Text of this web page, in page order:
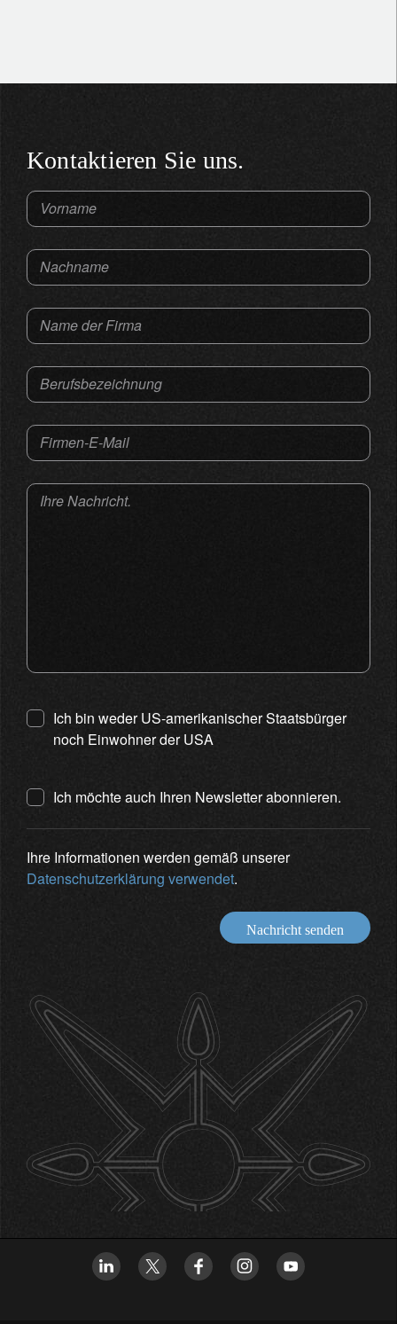
Kontaktieren Sie uns.
Vorname
Nachname
Name der Firma
Berufsbezeichnung
Firmen-E-Mail
Ihre Nachricht.
Ich bin weder US-amerikanischer Staatsbürger
noch Einwohner der USA
Ich möchte auch Ihren Newsletter abonnieren.
Ihre Informationen werden gemäß unserer
Datenschutzerklärung verwendet.
Nachricht senden